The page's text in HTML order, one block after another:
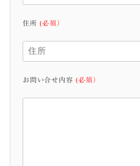
住所(必須）
お問い合せ内容(必須）